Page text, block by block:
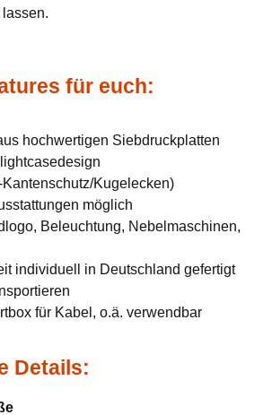
für euch:
hochwertigen Siebdruckplatten
Kugelecken)
möglich
Beleuchtung, Nebelmaschinen,
individuell in Deutschland gefertigt
für Kabel, o.ä. verwendbar
Details: